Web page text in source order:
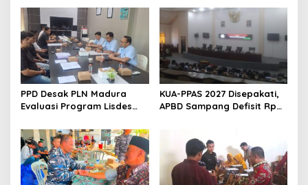
PPD Desak PLN Madura
Evaluasi Program Lisdes
KUA-PPAS 2027 Disepakati,
APBD Sampang Defisit Rp